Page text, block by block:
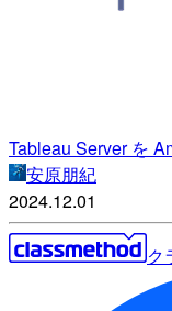
Tableau Server を
安原朋紀
2024.12.01
ク